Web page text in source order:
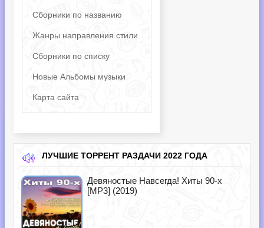
Сборники по названию
Жанры направления стили
Сборники по списку
Новые Альбомы музыки
Карта сайта
ЛУЧШИЕ ТОРРЕНТ РАЗДАЧИ 2022 ГОДА
Девяностые Навсегда! Хиты 90-х
[MP3] (2019)